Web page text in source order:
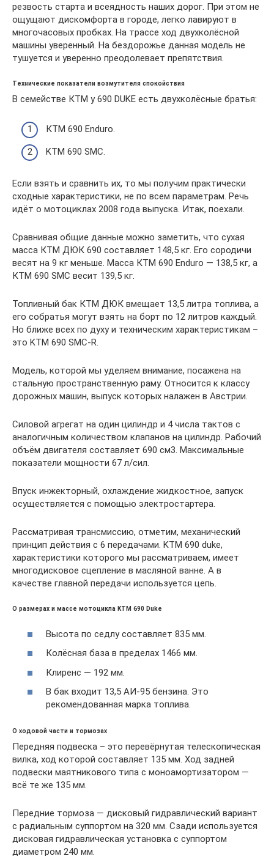
резвость старта и всеядность наших дорог. При этом не
ощущают дискомфорта в городе, легко лавируют в
многочасовых пробках. На трассе ход двухколёсной
машины уверенный. На бездорожье данная модель не
тушуется и уверенно преодолевает препятствия.
Технические показатели возмутителя спокойствия
В семействе КТМ у 690 DUKE есть двухколёсные братья:
КТМ 690 Enduro.
KTM 690 SMC.
Если взять и сравнить их, то мы получим практически
сходные характеристики, не по всем параметрам. Речь
идёт о мотоциклах 2008 года выпуска. Итак, поехали.
Сравнивая общие данные можно заметить, что сухая
масса КТМ ДЮК 690 составляет 148,5 кг. Его сородичи
весят на 9 кг меньше. Масса КТМ 690 Enduro — 138,5 кг, а
КТМ 690 SMC весит 139,5 кг.
Топливный бак КТМ ДЮК вмещает 13,5 литра топлива, а
его собратья могут взять на борт по 12 литров каждый.
Но ближе всех по духу и техническим характеристикам –
это KTM 690 SMC-R.
Модель, которой мы уделяем внимание, посажена на
стальную пространственную раму. Относится к классу
дорожных машин, выпуск которых налажен в Австрии.
Силовой агрегат на один цилиндр и 4 числа тактов с
аналогичным количеством клапанов на цилиндр. Рабочий
объём двигателя составляет 690 см3. Максимальные
показатели мощности 67 л/сил.
Впуск инжекторный, охлаждение жидкостное, запуск
осуществляется с помощью электростартера.
Рассматривая трансмиссию, отметим, механический
принцип действия с 6 передачами. KTM 690 duke,
характеристики которого мы рассматриваем, имеет
многодисковое сцепление в масляной ванне. А в
качестве главной передачи используется цепь.
О размерах и массе мотоцикла KTM 690 Duke
Высота по седлу составляет 835 мм.
Колёсная база в пределах 1466 мм.
Клиренс — 192 мм.
В бак входит 13,5 АИ-95 бензина. Это
рекомендованная марка топлива.
О ходовой части и тормозах
Передняя подвеска – это перевёрнутая телескопическая
вилка, ход которой составляет 135 мм. Ход задней
подвески маятникового типа с моноамортизатором —
всё те же 135 мм.
Передние тормоза — дисковый гидравлический вариант
с радиальным суппортом на 320 мм. Сзади используется
дисковая гидравлическая установка с суппортом
диаметром 240 мм.